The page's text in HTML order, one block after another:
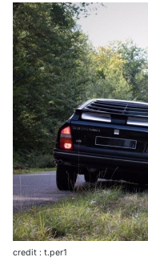
credit : t.per1